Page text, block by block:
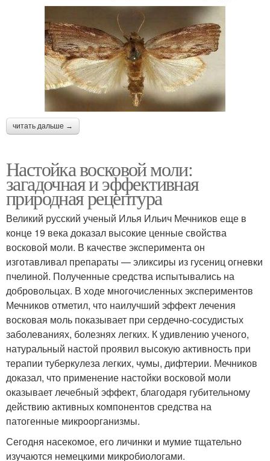
читать дальше →
Настойка восковой моли:
загадочная и эффективная
природная рецептура
Великий русский ученый Илья Ильич Мечников еще в
конце 19 века доказал высокие ценные свойства
восковой моли. В качестве эксперимента он
изготавливал препараты — эликсиры из гусениц огневки
пчелиной. Полученные средства испытывались на
добровольцах. В ходе многочисленных экспериментов
Мечников отметил, что наилучший эффект лечения
восковая моль показывает при сердечно-сосудистых
заболеваниях, болезнях легких. К удивлению ученого,
натуральный настой проявил высокую активность при
терапии туберкулеза легких, чумы, дифтерии. Мечников
доказал, что применение настойки восковой моли
оказывает лечебный эффект, благодаря губительному
действию активных компонентов средства на
патогенные микроорганизмы.
Сегодня насекомое, его личинки и мумие тщательно
изучаются немецкими микробиологами.